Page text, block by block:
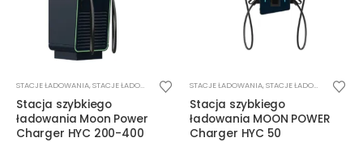
STACJE ŁADOWANIA,STACJE ŁADOWANIA DC
Stacja szybkiego
ładowania Moon Power
Charger HYC 200-400
STACJE ŁADOWANIA,STACJE ŁADOWANIA DC
Stacja szybkiego
ładowania MOON POWER
Charger HYC 50